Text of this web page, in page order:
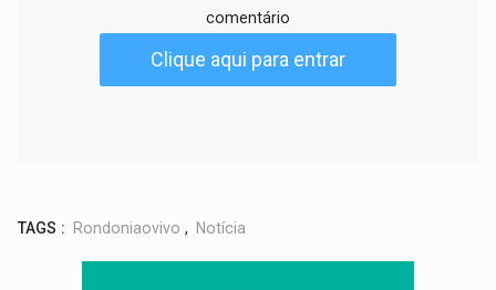
comentário
Clique aqui para entrar
TAGS : Rondoniaovivo , Notícia